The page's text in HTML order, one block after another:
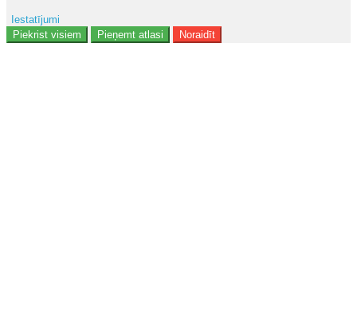
Iestatījumi
Ad storage
Piekrist visiem Pieņemt atlasi Noraidīt